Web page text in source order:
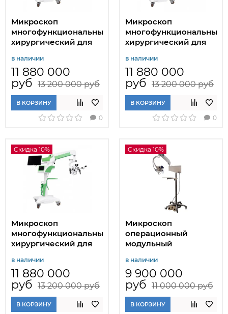
Микроскоп
многофункциональный
хирургический для
Н
в наличии
11 880 000
руб 13 200 000 руб
В КОРЗИНУ
0
Микроскоп
многофункциональный
хирургический для
ОФТ
в наличии
11 880 000
руб 13 200 000 руб
В КОРЗИНУ
0
Скидка 10%
Микроскоп
многофункциональный
хирургический для
МХМ-ЛОР
в наличии
11 880 000
руб 13 200 000 руб
В КОРЗИНУ
Скидка 10%
Микроскоп
операционный
модульный
МИКРОМ-ЛОР1
в наличии
9 900 000
руб 11 000 000 руб
В КОРЗИНУ